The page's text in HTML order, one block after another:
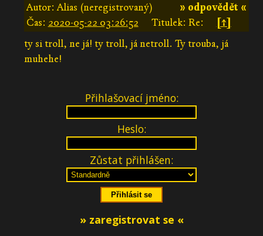
» odpovědět «
Autor: Alias (neregistrovaný)
Čas: 2020-05-22 03:26:52 Titulek: Re:
[↑]
ty si troll, ne já! ty troll, já netroll. Ty trouba, já
muhehe!
Přihlašovací jméno:
Heslo:
Zůstat přihlášen:
» zaregistrovat se «